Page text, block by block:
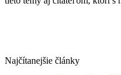
Najčítanejšie články